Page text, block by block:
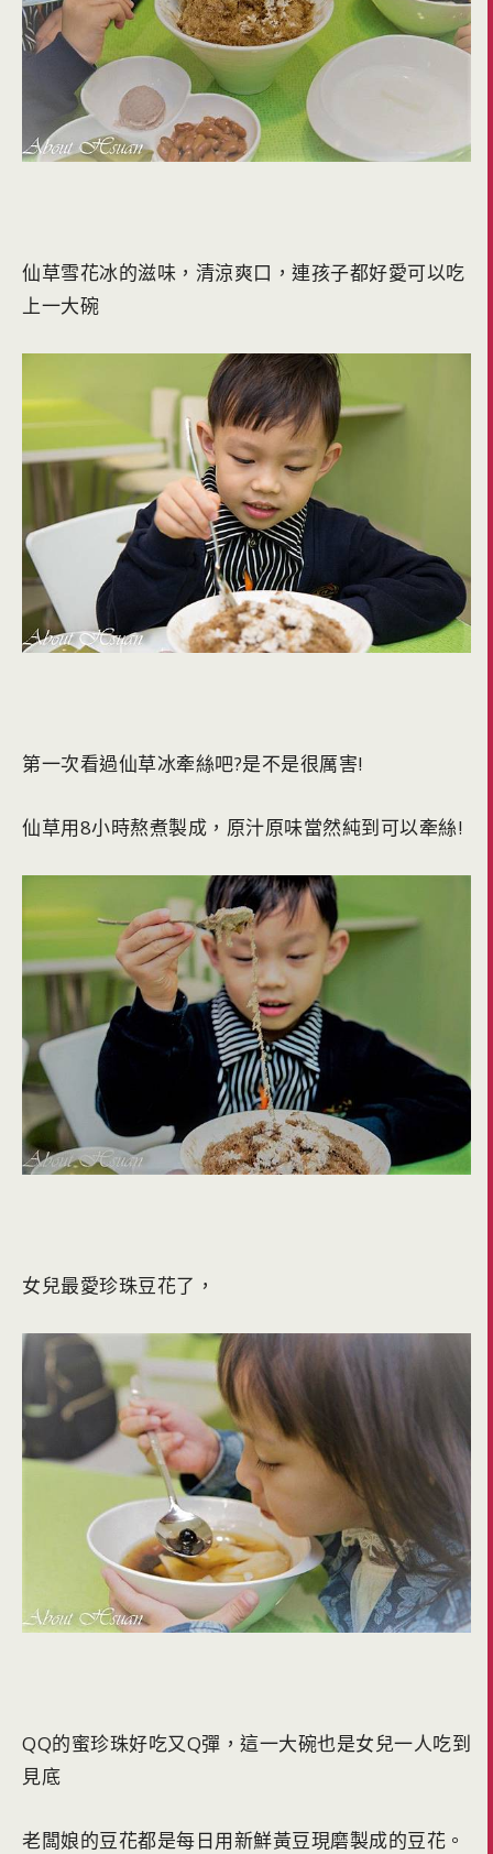
仙草雪花冰的滋味，清涼爽口，連孩子都好愛可以吃
上一大碗
第一次看過仙草冰牽絲吧?是不是很厲害!
仙草用8小時熬煮製成，原汁原味當然純到可以牽絲!
女兒最愛珍珠豆花了，
QQ的蜜珍珠好吃又Q彈，這一大碗也是女兒一人吃到
見底
老闆娘的豆花都是每日用新鮮黃豆現磨製成的豆花。